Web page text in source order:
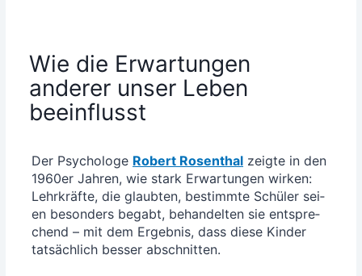
Wie die Erwartungen
anderer unser Leben
beeinflusst
Der Psy­cho­lo­ge Robert Rosen­thal zeig­te in den
1960er Jah­ren, wie stark Erwar­tun­gen wir­ken:
Lehr­kräf­te, die glaub­ten, bestimm­te Schü­ler sei­
en beson­ders begabt, behan­del­ten sie ent­spre­
chend – mit dem Ergeb­nis, dass die­se Kin­der
tat­säch­lich bes­ser abschnit­ten.